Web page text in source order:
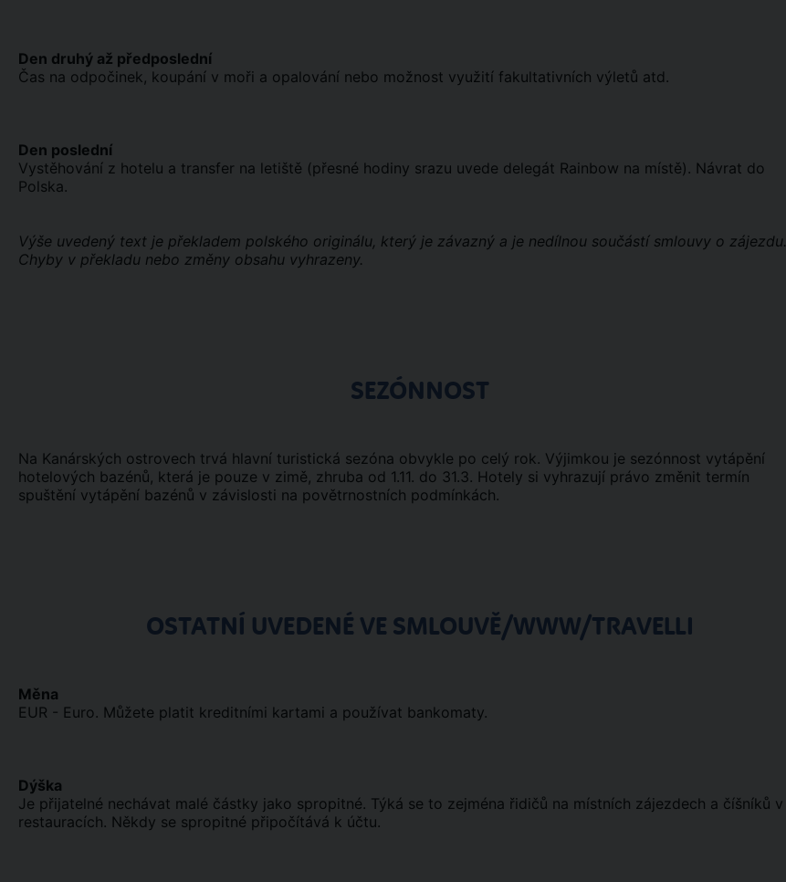
Den druhý až předposlední
Čas na odpočinek, koupání v moři a opalování nebo možnost využití fakultativních výletů atd.
Den poslední
Vystěhování z hotelu a transfer na letiště (přesné hodiny srazu uvede delegát Rainbow na místě). Návrat do
Polska.
Výše uvedený text je překladem polského originálu, který je závazný a je nedílnou součástí smlouvy o zájezdu.
Chyby v překladu nebo změny obsahu vyhrazeny.
SEZÓNNOST
Na Kanárských ostrovech trvá hlavní turistická sezóna obvykle po celý rok. Výjimkou je sezónnost vytápění
hotelových bazénů, která je pouze v zimě, zhruba od 1.11. do 31.3. Hotely si vyhrazují právo změnit termín
spuštění vytápění bazénů v závislosti na povětrnostních podmínkách.
OSTATNÍ UVEDENÉ VE SMLOUVĚ/WWW/TRAVELLI
Měna
EUR - Euro. Můžete platit kreditními kartami a používat bankomaty.
Dýška
Je přijatelné nechávat malé částky jako spropitné. Týká se to zejména řidičů na místních zájezdech a číšníků v
restauracích. Někdy se spropitné připočítává k účtu.